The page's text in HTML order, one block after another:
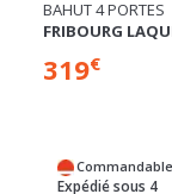
319 €
semaines